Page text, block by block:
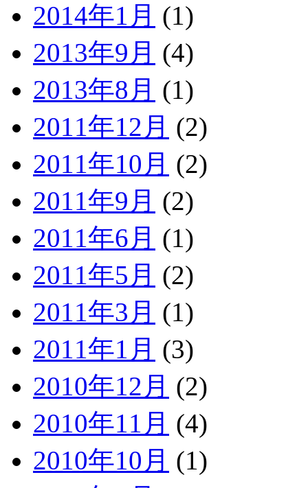
2014年1月 (1)
2013年9月 (4)
2013年8月 (1)
2011年12月 (2)
2011年10月 (2)
2011年9月 (2)
2011年6月 (1)
2011年5月 (2)
2011年3月 (1)
2011年1月 (3)
2010年12月 (2)
2010年11月 (4)
2010年10月 (1)